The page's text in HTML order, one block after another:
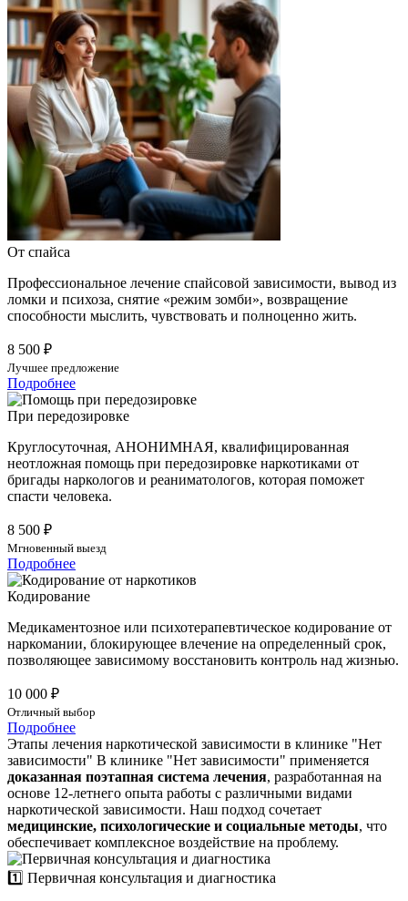
От спайса
Профессиональное лечение спайсовой зависимости, вывод из
ломки и психоза, снятие «режим зомби», возвращение
способности мыслить, чувствовать и полноценно жить.
8 500 ₽
Лучшее предложение
Подробнее
При передозировке
Круглосуточная, АНОНИМНАЯ, квалифицированная
неотложная помощь при передозировке наркотиками от
бригады наркологов и реаниматологов, которая поможет
спасти человека.
8 500 ₽
Мгновенный выезд
Подробнее
Кодирование
Медикаментозное или психотерапевтическое кодирование от
наркомании, блокирующее влечение на определенный срок,
позволяющее зависимому восстановить контроль над жизнью.
10 000 ₽
Отличный выбор
Подробнее
Этапы лечения наркотической зависимости в клинике "Нет
зависимости" В клинике "Нет зависимости" применяется
доказанная поэтапная система лечения, разработанная на
основе 12-летнего опыта работы с различными видами
наркотической зависимости. Наш подход сочетает
медицинские, психологические и социальные методы, что
обеспечивает комплексное воздействие на проблему.
1️⃣ Первичная консультация и диагностика